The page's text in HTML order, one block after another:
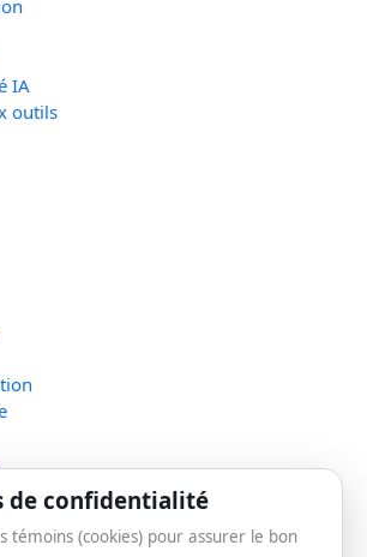
IA
outils
de confidentialité
témoins (cookies) pour assurer le bon